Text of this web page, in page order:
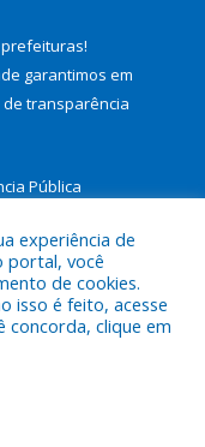
!
garantimos em
de transparência
Pública
Municipal de São
experiência de
portal, você
de cookies.
isso é feito, acesse
concorda, clique em